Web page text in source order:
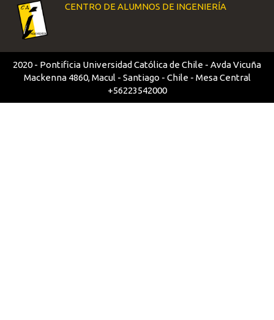
CENTRO DE ALUMNOS DE INGENIERÍA
2020 - Pontificia Universidad Católica de Chile - Avda Vicuña
Mackenna 4860, Macul - Santiago - Chile - Mesa Central
+56223542000